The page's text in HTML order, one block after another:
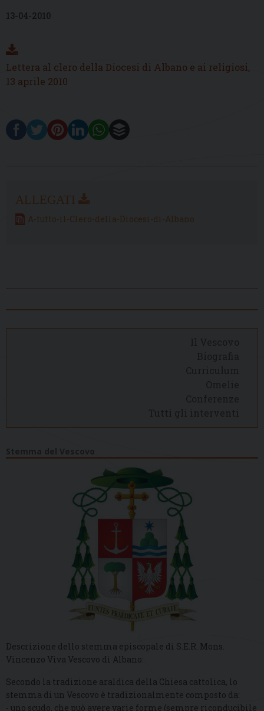
13-04-2010
Lettera al clero della Diocesi di Albano e ai religiosi,
13 aprile 2010
A-tutto-il-Clero-della-Diocesi-di-Albano
Descrizione dello stemma episcopale di S.E.R. Mons.
Vincenzo Viva Vescovo di Albano:
Secondo la tradizione araldica della Chiesa cattolica, lo
stemma di un Vescovo è tradizionalmente composto da:
- uno scudo, che può avere varie forme (sempre riconducibile